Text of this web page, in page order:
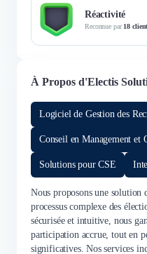
Réactivité
Reconnue par18
À Propos d'Electis
Logiciel de Gestion des
Conseil en Management et
Solutions pour CSE
Nous proposons une
processus complexe des
sécurisée et intuitive, nous
participation accrue, tout en
significatives. Nos services